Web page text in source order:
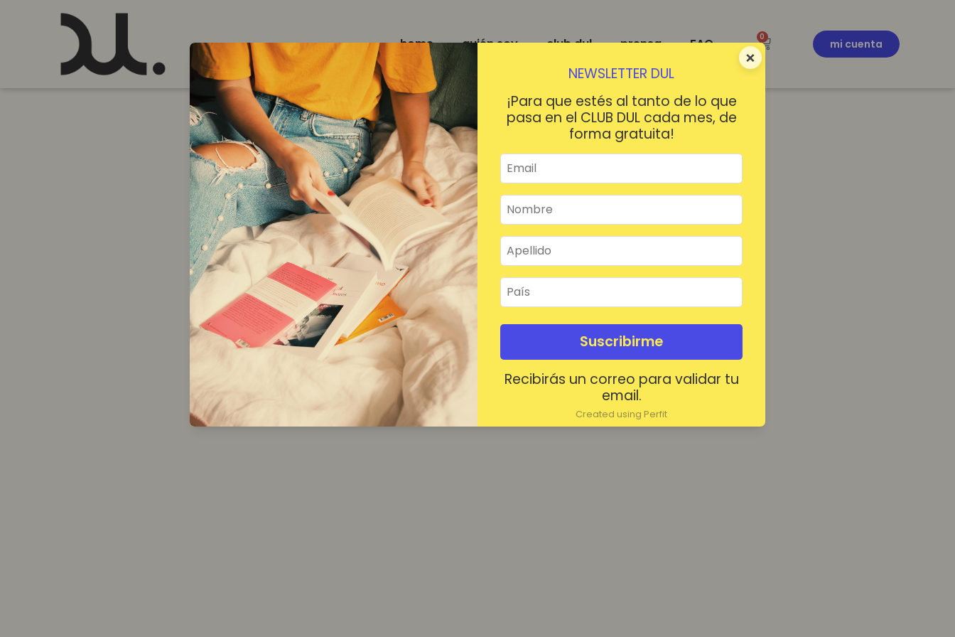
×
NEWSLETTER DUL
¡Para que estés al tanto de lo que
pasa en el CLUB DUL cada mes, de
forma gratuita!
Suscribirme
Recibirás un correo para validar tu
email.
Created using Perfit
home quién soy club dul prensa FAQ 0
mi cuenta
¡HOLA!
Mantenerme conectado ¿Contraseña olvidada?
Acceder